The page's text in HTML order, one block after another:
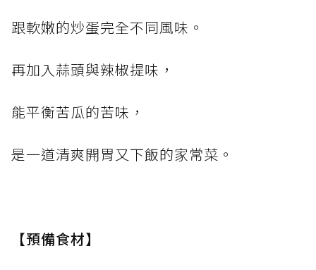
跟軟嫩的炒蛋完全不同風味。
再加入蒜頭與辣椒提味，
能平衡苦瓜的苦味，
是一道清爽開胃又下飯的家常菜。
【預備食材】